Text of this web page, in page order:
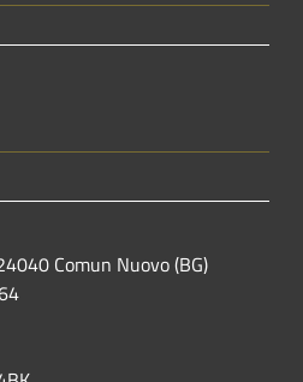
Comun Nuovo (BG)